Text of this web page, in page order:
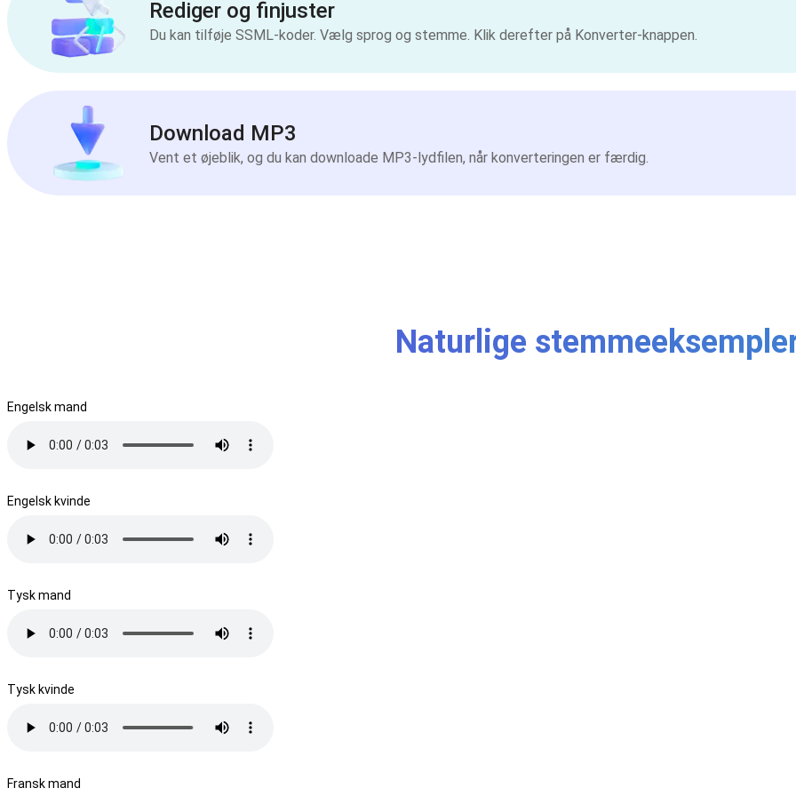
Rediger og finjuster
Du kan tilføje SSML-koder. Vælg sprog og stemme. Klik derefter på Konverter-knappen.
Download MP3
Vent et øjeblik, og du kan downloade MP3-lydfilen, når konverteringen er færdig.
Naturlige
Engelsk mand
Engelsk kvinde
Tysk mand
Tysk kvinde
Fransk mand